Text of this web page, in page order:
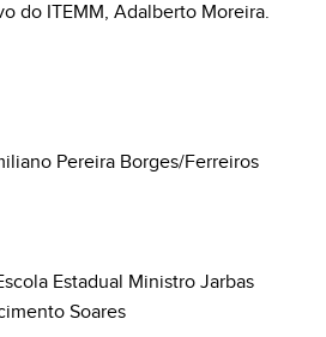
do ITEMM, Adalberto Moreira.
Pereira Borges/Ferreiros
Estadual Ministro Jarbas
Soares